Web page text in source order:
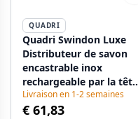
QUADRI
Quadri Swindon Luxe
Distributeur de savon
encastrable inox
rechargeable par la tête
1208956048
Livraison en 1-2 semaines
€ 61,83